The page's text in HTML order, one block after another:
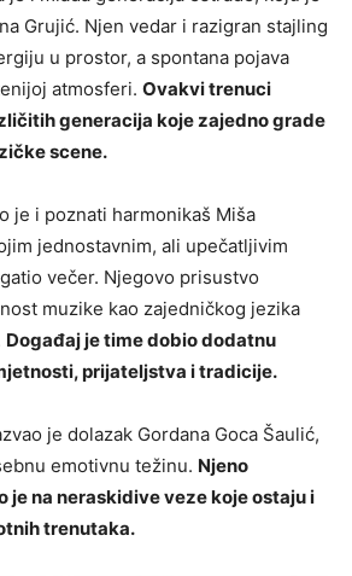
Grujić. Njen vedar i razigran stajling
u prostor, a spontana pojava
atmosferi. Ovakvi trenuci
generacija koje zajedno grade
scene.
je i poznati harmonikaš Miša
jednostavnim, ali upečatljivim
večer. Njegovo prisustvo
muzike kao zajedničkog jezika
Događaj je time dobio dodatnu
prijateljstva i tradicije.
je dolazak Gordana Goca Šaulić,
emotivnu težinu. Njeno
je na neraskidive veze koje ostaju i
trenutaka.